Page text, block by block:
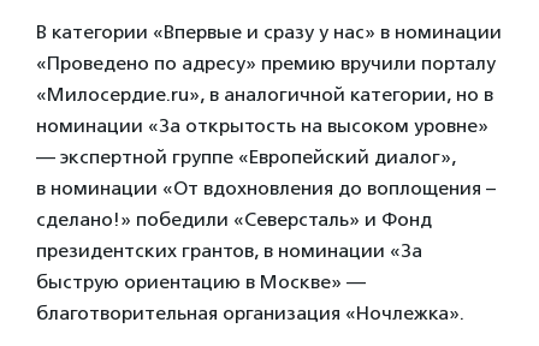
В категории «Впервые и сразу у нас» в номинации
«Проведено по адресу» премию вручили порталу
«Милосердие.ru», в аналогичной категории, но в
номинации «За открытость на высоком уровне»
— экспертной группе «Европейский диалог»,
в номинации «От вдохновления до воплощения –
сделано!» победили «Северсталь» и Фонд
президентских грантов, в номинации «За
быструю ориентацию в Москве» —
благотворительная организация «Ночлежка».